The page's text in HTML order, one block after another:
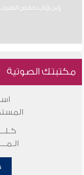
إلى (باب خفض الصوت
مكتبتك الصوتية